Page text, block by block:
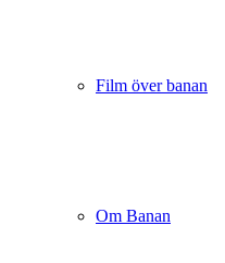
Film över banan
Om Banan